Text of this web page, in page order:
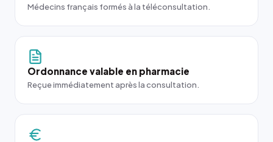
Médecins français formés à la téléconsultation.
Ordonnance valable en pharmacie
Reçue immédiatement après la consultation.